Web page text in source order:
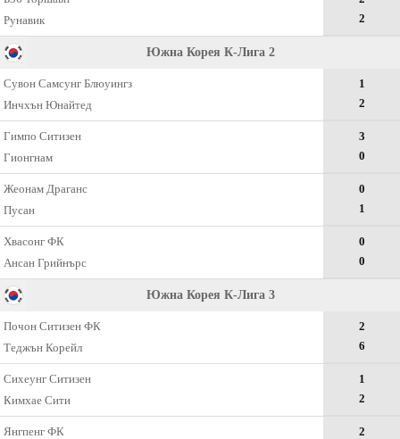
Рунавик
2
Южна Корея К-Лига 2
Сувон Самсунг Блюуингз
Инчхън Юнайтед
1
2
Гимпо Ситизен
Гионгнам
3
0
Жеонам Драганс
Пусан
0
1
Хвасонг ФК
Ансан Грийнърс
0
0
Южна Корея К-Лига 3
Почон Ситизен ФК
Теджън Корейл
2
6
Сихеунг Ситизен
Кимхае Сити
1
2
Янгпенг ФК
2